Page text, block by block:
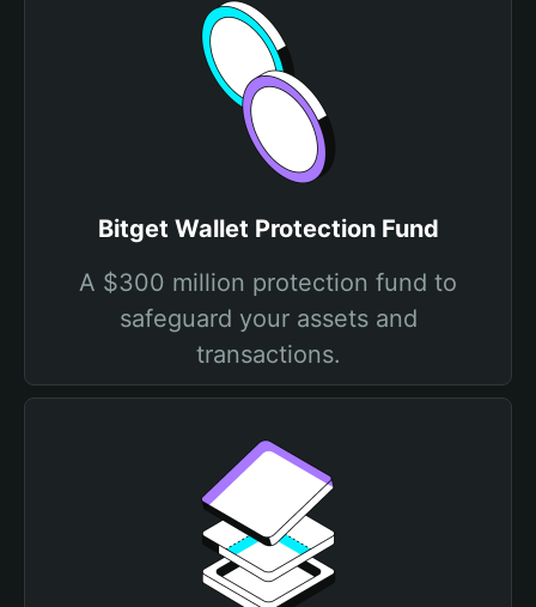
Bitget Wallet Protection Fund
A $300 million protection fund to
safeguard your assets and
transactions.